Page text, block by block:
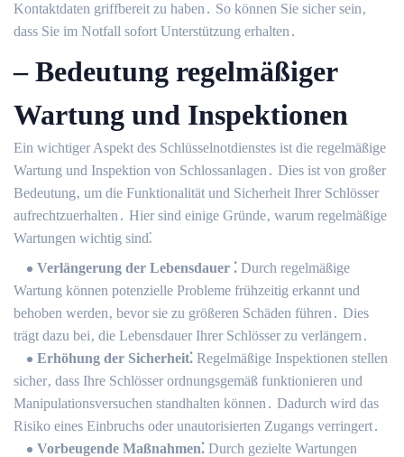
Kontaktdaten griffbereit zu haben․ So können Sie sicher sein‚
dass Sie im Notfall sofort Unterstützung erhalten․
– Bedeutung regelmäßiger
Wartung und Inspektionen
Ein wichtiger Aspekt des Schlüsselnotdienstes ist die regelmäßige
Wartung und Inspektion von Schlossanlagen․ Dies ist von großer
Bedeutung‚ um die Funktionalität und Sicherheit Ihrer Schlösser
aufrechtzuerhalten․ Hier sind einige Gründe‚ warum regelmäßige
Wartungen wichtig sind⁚
Verlängerung der Lebensdauer ⁚ Durch regelmäßige
Wartung können potenzielle Probleme frühzeitig erkannt und
behoben werden‚ bevor sie zu größeren Schäden führen․ Dies
trägt dazu bei‚ die Lebensdauer Ihrer Schlösser zu verlängern․
Erhöhung der Sicherheit⁚ Regelmäßige Inspektionen stellen
sicher‚ dass Ihre Schlösser ordnungsgemäß funktionieren und
Manipulationsversuchen standhalten können․ Dadurch wird das
Risiko eines Einbruchs oder unautorisierten Zugangs verringert․
Vorbeugende Maßnahmen⁚ Durch gezielte Wartungen